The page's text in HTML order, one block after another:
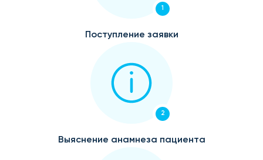
1
Поступление заявки
2
Выяснение анамнеза пациента